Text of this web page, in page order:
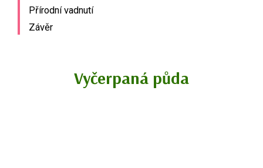
Přírodní vadnutí
Závěr
Vyčerpaná půda